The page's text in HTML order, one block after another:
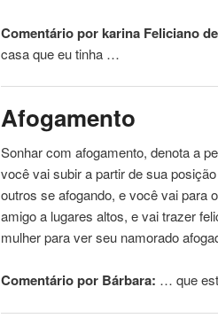
Comentário por karina Feliciano
casa que eu tinha …
Afogamento
Sonhar com afogamento, denota a
você vai subir a partir de sua
outros se afogando, e você vai para
amigo a lugares altos, e vai trazer
mulher para ver seu namorado
Comentário por Bárbara: … que